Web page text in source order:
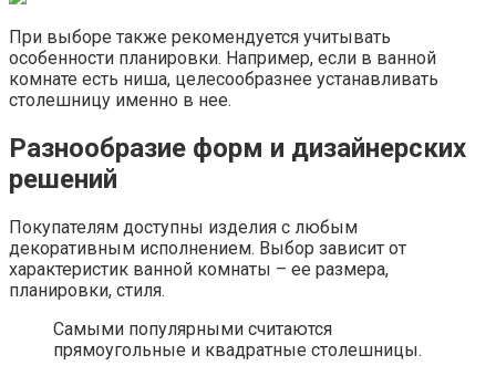
При выборе также рекомендуется учитывать
особенности планировки. Например, если в ванной
комнате есть ниша, целесообразнее устанавливать
столешницу именно в нее.
Разнообразие форм и дизайнерских
решений
Покупателям доступны изделия с любым
декоративным исполнением. Выбор зависит от
характеристик ванной комнаты – ее размера,
планировки, стиля.
Самыми популярными считаются
прямоугольные и квадратные столешницы.